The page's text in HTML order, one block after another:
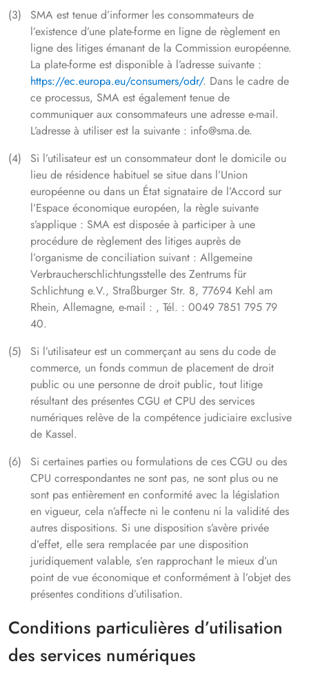
SMA est tenue d’informer les consommateurs de
l’existence d’une plate-forme en ligne de règlement en
ligne des litiges émanant de la Commission européenne.
La plate-forme est disponible à l’adresse suivante :
https://ec.europa.eu/consumers/odr/. Dans le cadre de
ce processus, SMA est également tenue de
communiquer aux consommateurs une adresse e-mail.
L’adresse à utiliser est la suivante : info@sma.de.
Si l’utilisateur est un consommateur dont le domicile ou
lieu de résidence habituel se situe dans l’Union
européenne ou dans un État signataire de l’Accord sur
l’Espace économique européen, la règle suivante
s’applique : SMA est disposée à participer à une
procédure de règlement des litiges auprès de
l’organisme de conciliation suivant : Allgemeine
Verbraucherschlichtungsstelle des Zentrums für
Schlichtung e.V., Straßburger Str. 8, 77694 Kehl am
Rhein, Allemagne, e-mail : , Tél. : 0049 7851 795 79
40.
Si l’utilisateur est un commerçant au sens du code de
commerce, un fonds commun de placement de droit
public ou une personne de droit public, tout litige
résultant des présentes CGU et CPU des services
numériques relève de la compétence judiciaire exclusive
de Kassel.
Si certaines parties ou formulations de ces CGU ou des
CPU correspondantes ne sont pas, ne sont plus ou ne
sont pas entièrement en conformité avec la législation
en vigueur, cela n’affecte ni le contenu ni la validité des
autres dispositions. Si une disposition s’avère privée
d’effet, elle sera remplacée par une disposition
juridiquement valable, s’en rapprochant le mieux d’un
point de vue économique et conformément à l’objet des
présentes conditions d’utilisation.
Conditions particulières d’utilisation
des services numériques